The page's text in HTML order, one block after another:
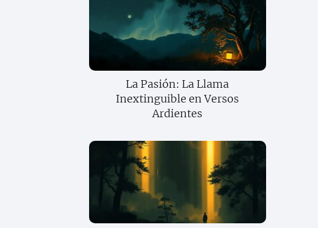
La Pasión: La Llama
Inextinguible en Versos
Ardientes